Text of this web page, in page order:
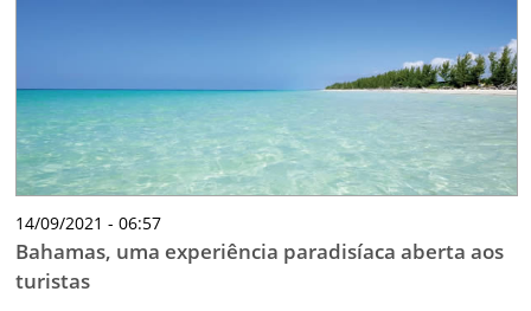
14/09/2021 - 06:57
Bahamas, uma experiência paradisíaca aberta aos
turistas